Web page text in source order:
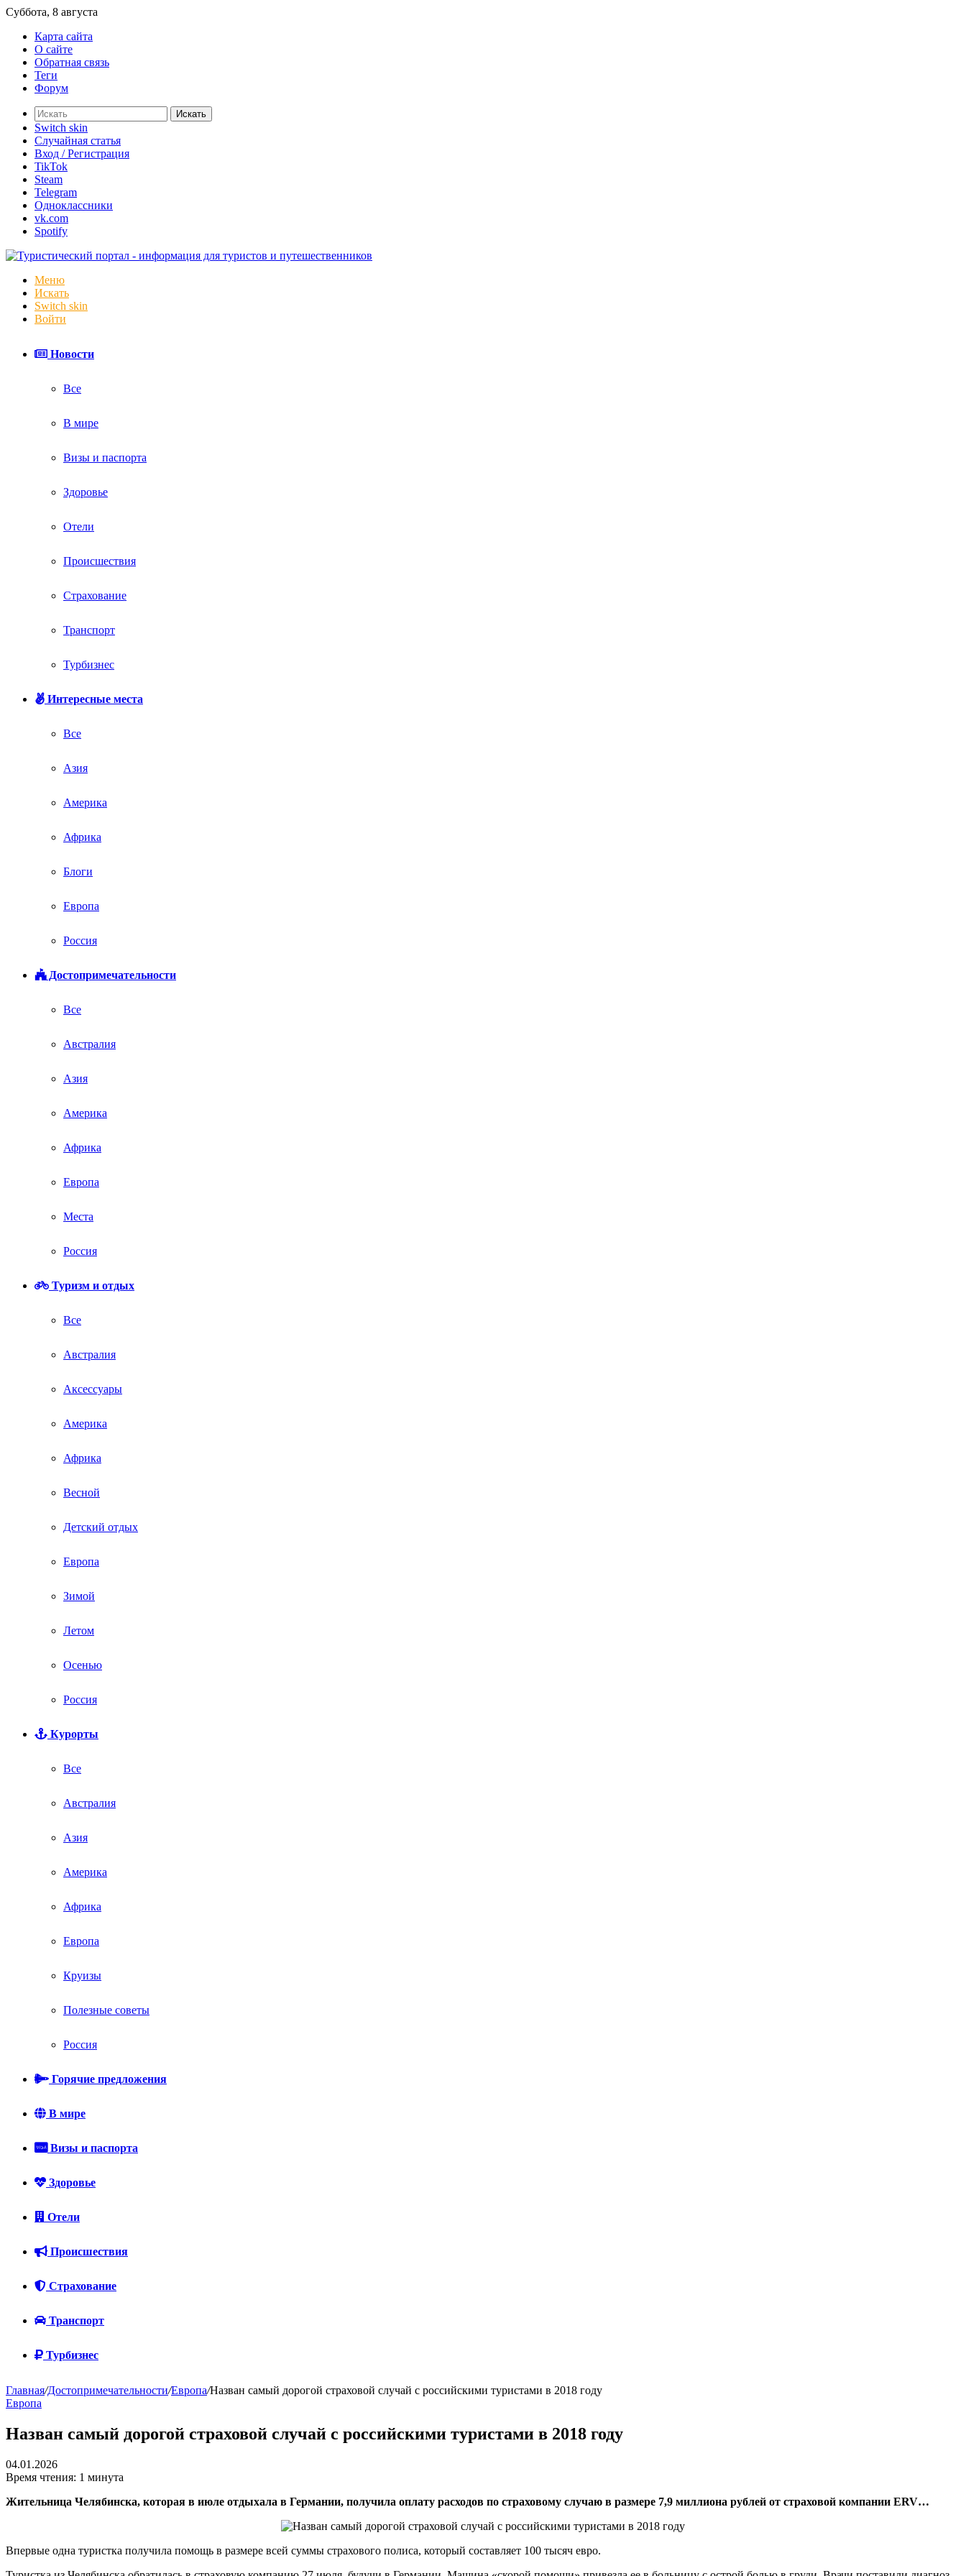
Суббота, 8 августа
Карта сайта
О сайте
Обратная связь
Теги
Форум
Искать
Switch skin
Случайная статья
Вход / Регистрация
TikTok
Steam
Telegram
Одноклассники
vk.com
Spotify
Меню
Искать
Switch skin
Войти
Новости
Все
В мире
Визы и паспорта
Здоровье
Отели
Происшествия
Страхование
Транспорт
Турбизнес
Интересные места
Все
Азия
Америка
Африка
Блоги
Европа
Россия
Достопримечательности
Все
Австралия
Азия
Америка
Африка
Европа
Места
Россия
Туризм и отдых
Все
Австралия
Аксессуары
Америка
Африка
Весной
Детский отдых
Европа
Зимой
Летом
Осенью
Россия
Курорты
Все
Австралия
Азия
Америка
Африка
Европа
Круизы
Полезные советы
Россия
Горячие предложения
В мире
Визы и паспорта
Здоровье
Отели
Происшествия
Страхование
Транспорт
Турбизнес
Главная/Достопримечательности/Европа/Назван самый дорогой страховой случай с российскими туристами в 2018 году
Европа
Назван самый дорогой страховой случай с российскими туристами в 2018 году
04.01.2026
Время чтения: 1 минута
Жительница Челябинска, которая в июле отдыхала в Германии, получила оплату расходов по страховому случаю в размере 7,9 миллиона рублей от страховой компании ERV…
Впервые одна туристка получила помощь в размере всей суммы страхового полиса, который составляет 100 тысяч евро.